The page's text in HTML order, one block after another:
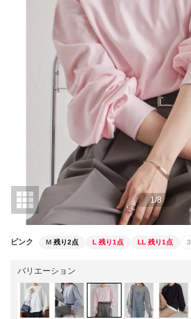
1 /8
ピンク M 残り2点 L 残り1点 LL 残り1点
バリエーション